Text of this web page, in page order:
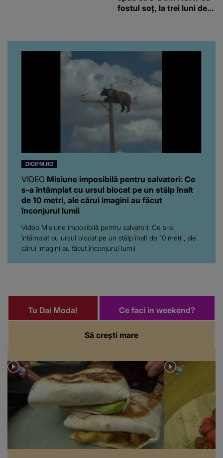
fostul soț, la trei luni de
artistă i-a lăsat MASCĂ
pe toți. De data aceasta,
”Poate că aveam să ne
spunem, să ne...”
DIGIFM.RO
VIDEO Misiune imposibilă pentru salvatori: Ce
s-a întâmplat cu ursul blocat pe un stâlp înalt
de 10 metri, ale cărui imagini au făcut
înconjurul lumii
Video Misiune imposibilă pentru salvatori: Ce s-a
întâmplat cu ursul blocat pe un stâlp înalt de 10 metri, ale
cărui imagini au făcut înconjurul lumii
Să crești mare
Tu Dai Moda! Ce faci in weekend?